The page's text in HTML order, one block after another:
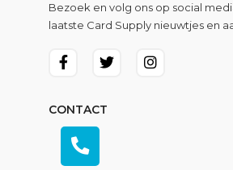
Bezoek en volg ons op social
laatste Card Supply nieuwtjes en
CONTACT